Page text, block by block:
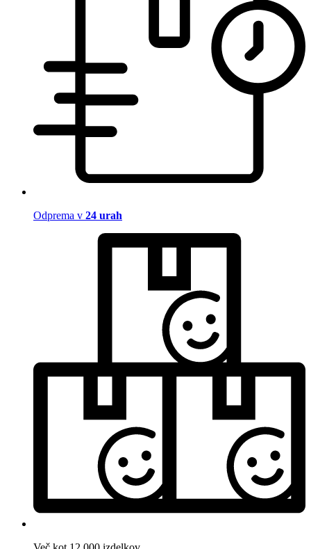
Odprema v 24 urah